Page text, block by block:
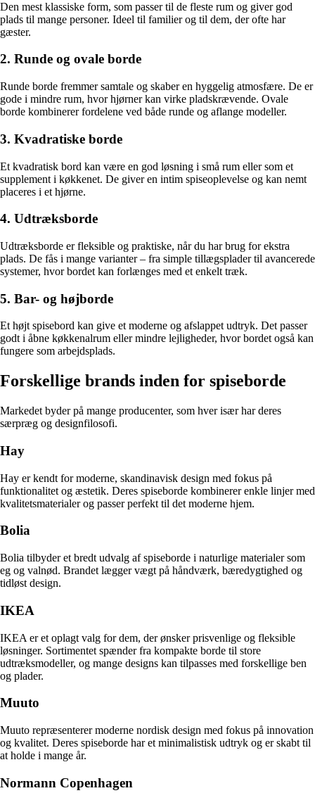
Den mest klassiske form, som passer til de fleste rum og giver god
plads til mange personer. Ideel til familier og til dem, der ofte har
gæster.
2. Runde og ovale borde
Runde borde fremmer samtale og skaber en hyggelig atmosfære. De er
gode i mindre rum, hvor hjørner kan virke pladskrævende. Ovale
borde kombinerer fordelene ved både runde og aflange modeller.
3. Kvadratiske borde
Et kvadratisk bord kan være en god løsning i små rum eller som et
supplement i køkkenet. De giver en intim spiseoplevelse og kan nemt
placeres i et hjørne.
4. Udtræksborde
Udtræksborde er fleksible og praktiske, når du har brug for ekstra
plads. De fås i mange varianter – fra simple tillægsplader til avancerede
systemer, hvor bordet kan forlænges med et enkelt træk.
5. Bar- og højborde
Et højt spisebord kan give et moderne og afslappet udtryk. Det passer
godt i åbne køkkenalrum eller mindre lejligheder, hvor bordet også kan
fungere som arbejdsplads.
Forskellige brands inden for spiseborde
Markedet byder på mange producenter, som hver især har deres
særpræg og designfilosofi.
Hay
Hay er kendt for moderne, skandinavisk design med fokus på
funktionalitet og æstetik. Deres spiseborde kombinerer enkle linjer med
kvalitetsmaterialer og passer perfekt til det moderne hjem.
Bolia
Bolia tilbyder et bredt udvalg af spiseborde i naturlige materialer som
eg og valnød. Brandet lægger vægt på håndværk, bæredygtighed og
tidløst design.
IKEA
IKEA er et oplagt valg for dem, der ønsker prisvenlige og fleksible
løsninger. Sortimentet spænder fra kompakte borde til store
udtræksmodeller, og mange designs kan tilpasses med forskellige ben
og plader.
Muuto
Muuto repræsenterer moderne nordisk design med fokus på innovation
og kvalitet. Deres spiseborde har et minimalistisk udtryk og er skabt til
at holde i mange år.
Normann Copenhagen